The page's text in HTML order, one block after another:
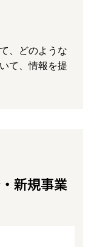
、どのような
て、情報を提
新規事業